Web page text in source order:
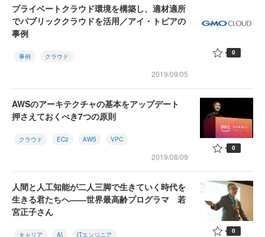
プライベートクラウド環境を構築し、適材適所
でパブリッククラウドを活用／アイ・トピアの
事例
事例 クラウド
2019/09/05
0
AWSのアーキテクチャの基本をアップデート
押さえておくべき7つの原則
クラウド EC2 AWS VPC
2019/08/09
0
人間と人工知能が二人三脚で生きていく時代を
生きる君たちへ――世界最高齢プログラマ 若
宮正子さん
キャリア AI ITエンジニア 0